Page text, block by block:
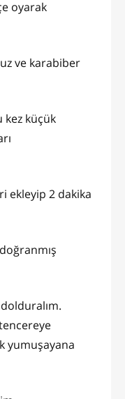
oyarak
ve karabiber
kez küçük
ekleyip 2 dakika
dolduralım.
yumuşayana